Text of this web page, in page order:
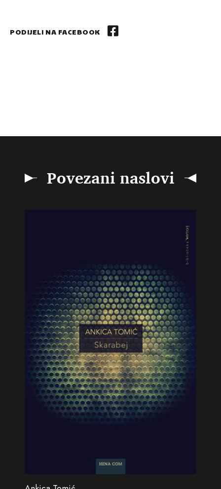
PODIJELI NA FACEBOOK
Povezani naslovi